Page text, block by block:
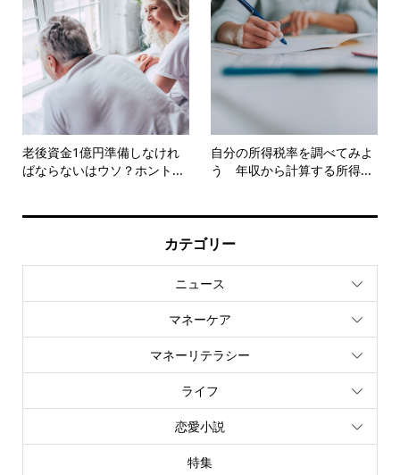
老後資金1億円準備しなけれ
ばならないはウソ？ホント...
自分の所得税率を調べてみよ
う 年収から計算する所得...
カテゴリー
ニュース
マネーケア
マネーリテラシー
ライフ
恋愛小説
特集